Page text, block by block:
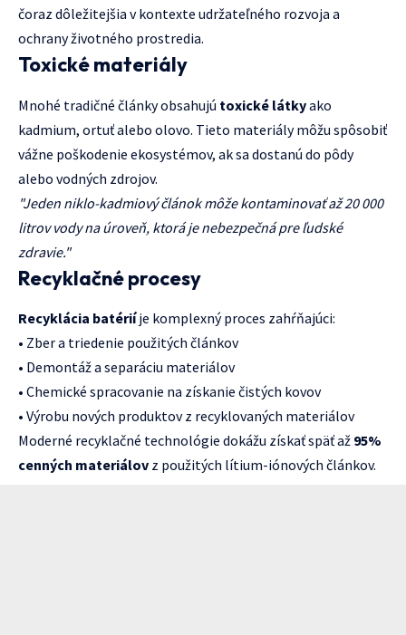
čoraz dôležitejšia v kontexte udržateľného rozvoja a
ochrany životného prostredia.
Toxické materiály
Mnohé tradičné články obsahujú toxické látkyako
kadmium, ortuť alebo olovo. Tieto materiály môžu spôsobiť
vážne poškodenie ekosystémov, ak sa dostanú do pôdy
alebo vodných zdrojov.
"Jeden niklo-kadmiový článok môže kontaminovať až 20 000
litrov vody na úroveň, ktorá je nebezpečná pre ľudské
zdravie."
Recyklačné procesy
Recyklácia batériíje komplexný proces zahŕňajúci:
• Zber a triedenie použitých článkov
• Demontáž a separáciu materiálov
• Chemické spracovanie na získanie čistých kovov
• Výrobu nových produktov z recyklovaných materiálov
Moderné recyklačné technológie dokážu získať späť až 95%
cenných materiálov z použitých lítium-iónových článkov.